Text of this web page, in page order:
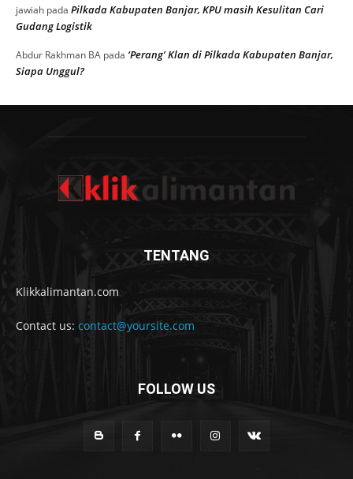
jawiah pada Pilkada Kabupaten Banjar, KPU masih Kesulitan Cari
Gudang Logistik
Abdur Rakhman BA pada ‘Perang’ Klan di Pilkada Kabupaten Banjar,
Siapa Unggul?
TENTANG
Klikkalimantan.com
Contact us: contact@yoursite.com
FOLLOW US